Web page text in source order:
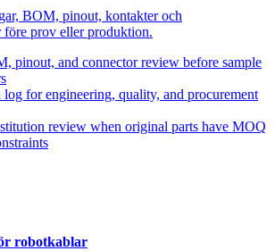
BOM, pinout, kontakter och
före prov eller produktion.
pinout, and connector review before sample
log for engineering, quality, and procurement
review when original parts have MOQ
robotkablar